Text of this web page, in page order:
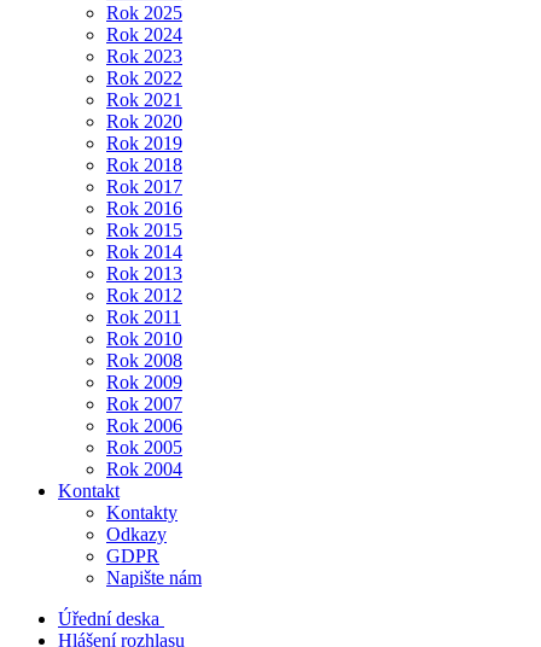
Rok 2025
Rok 2024
Rok 2023
Rok 2022
Rok 2021
Rok 2020
Rok 2019
Rok 2018
Rok 2017
Rok 2016
Rok 2015
Rok 2014
Rok 2013
Rok 2012
Rok 2011
Rok 2010
Rok 2008
Rok 2009
Rok 2007
Rok 2006
Rok 2005
Rok 2004
Kontakt
Kontakty
Odkazy
GDPR
Napište nám
Úřední deska
Hlášení rozhlasu